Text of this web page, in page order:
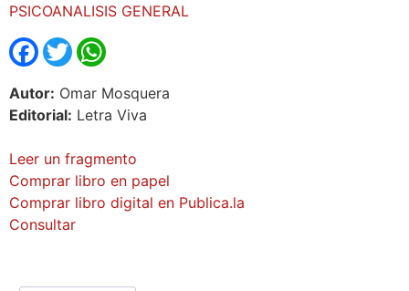
PSICOANALISIS GENERAL
Facebook
Twitter
Autor: Omar Mosquera
Editorial: Letra Viva
Leer un fragmento
Comprar libro en papel
Comprar libro digital en Publica.la
Consultar